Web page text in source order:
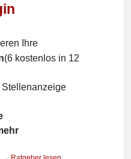
Ihre
(6 kostenlos in 12
Stellenanzeige